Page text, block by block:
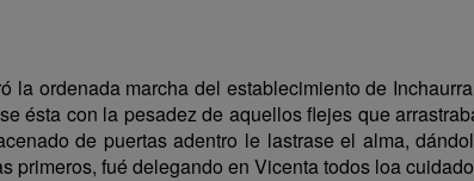
ordenada marcha del establecimiento de
ésta con la pesadez de aquellos flejes que
de puertas adentro le lastrase el alma,
fué delegando en Vicenta todos loa